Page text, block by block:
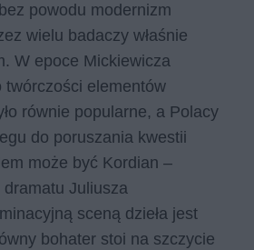
powodu modernizm
wielu badaczy właśnie
W epoce Mickiewicza
twórczości elementów
równie popularne, a Polacy
do poruszania kwestii
może być Kordian –
dramatu Juliusza
sceną dzieła jest
bohater stoi na szczycie